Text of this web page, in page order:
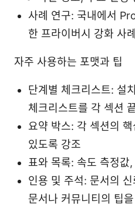
사례 연구: 국내에서
한 프라이버시 강화 사례
자주 사용하는 포맷과 팁
단계별 체크리스트: 설
체크리스트를 각 섹션
요약 박스: 각 섹션의
있도록 강조
표와 목록: 속도 측정값
인용 및 주석: 문서의
문서나 커뮤니티의 팁